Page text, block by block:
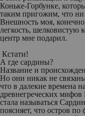
Коньке-Горбунке,
таким пригожим, что ни
Внешность моя,
легкость, шелковистую
центр мне подарил.
Кстати!
А где сардины?
Название и
Но они никак не
что в далекие времена
древнегреческих мифов
стала называться
поясняет, что остров